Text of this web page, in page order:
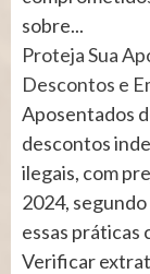
sobre...
Proteja Sua
Descontos e
Aposentados
descontos
ilegais, com
2024, segundo
essas práticas
Verificar